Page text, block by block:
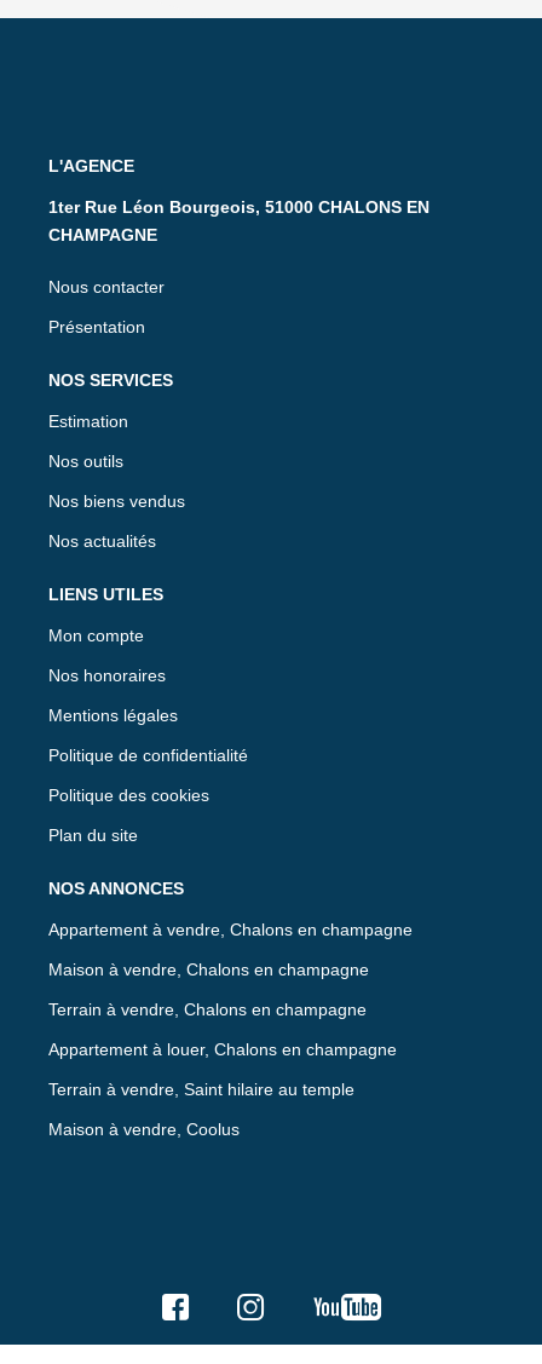
L'AGENCE
1ter Rue Léon Bourgeois, 51000 CHALONS EN
CHAMPAGNE
Nous contacter
Présentation
NOS SERVICES
Estimation
Nos outils
Nos biens vendus
Nos actualités
LIENS UTILES
Mon compte
Nos honoraires
Mentions légales
Politique de confidentialité
Politique des cookies
Plan du site
NOS ANNONCES
Appartement à vendre, Chalons en champagne
Maison à vendre, Chalons en champagne
Terrain à vendre, Chalons en champagne
Appartement à louer, Chalons en champagne
Terrain à vendre, Saint hilaire au temple
Maison à vendre, Coolus